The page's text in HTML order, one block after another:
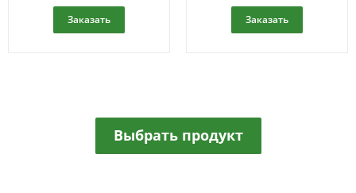
Заказать Заказать
Выбрать продукт